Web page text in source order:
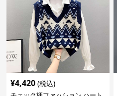
¥4,420 (税込)